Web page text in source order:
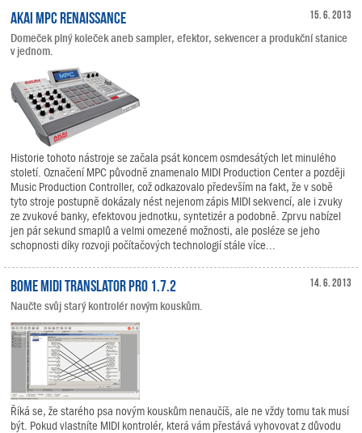
15. 6. 2013
Akai MPC Renaissance
Domeček plný koleček aneb sampler, efektor, sekvencer a produkční stanice
v jednom.
Historie tohoto nástroje se začala psát koncem osmdesátých let minulého
století. Označení MPC původně znamenalo MIDI Production Center a později
Music Production Controller, což odkazovalo především na fakt, že v sobě
tyto stroje postupně dokázaly nést nejenom zápis MIDI sekvencí, ale i zvuky
ze zvukové banky, efektovou jednotku, syntetizér a podobně. Zprvu nabízel
jen pár sekund smaplů a velmi omezené možnosti, ale posléze se jeho
schopnosti díky rozvoji počítačových technologií stále více...
14. 6. 2013
Bome Midi Translator Pro 1.7.2
Naučte svůj starý kontrolér novým kouskům.
Říká se, že starého psa novým kouskům nenaučíš, ale ne vždy tomu tak musí
být. Pokud vlastníte MIDI kontrolér, která vám přestává vyhovovat z důvodu